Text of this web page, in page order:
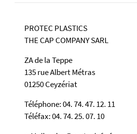
PROTEC PLASTICS
THE CAP COMPANY SARL
ZA de la Teppe
135 rue Albert Métras
01250 Ceyzériat
Téléphone: 04. 74. 47. 12. 11
Téléfax: 04. 74. 25. 07. 10